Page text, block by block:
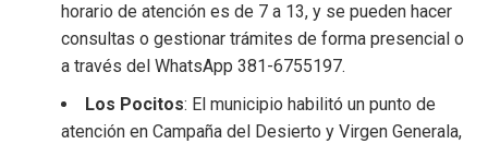
horario de atención es de 7 a 13, y se pueden hacer
consultas o gestionar trámites de forma presencial o
a través del WhatsApp 381-6755197.
Los Pocitos: El municipio habilitó un punto de
atención en Campaña del Desierto y Virgen Generala,